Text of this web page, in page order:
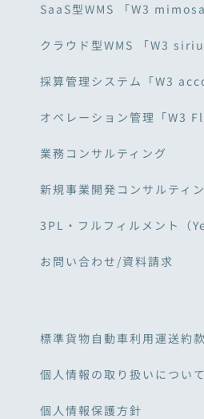
SaaS型WMS 「W3 mimosa
クラウド型WMS 「W3
採算管理システム「W3
オペレーション管理「W3
業務コンサルティング
新規事業開発コンサルティ
3PL・フルフィルメント（
お問い合わせ/資料請求
標準貨物自動車利用運送約款
個人情報の取り扱いについて
個人情報保護方針